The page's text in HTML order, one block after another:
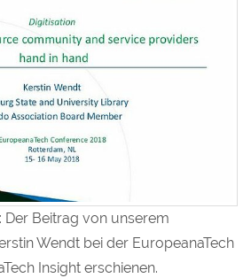
Der Beitrag von unserem
Wendt bei der EuropeanaTech
Insight erschienen.